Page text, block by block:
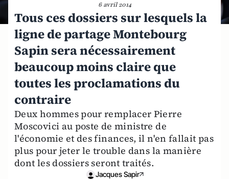
6 avril 2014
Tous ces dossiers sur lesquels la
ligne de partage Montebourg
Sapin sera nécessairement
beaucoup moins claire que
toutes les proclamations du
contraire
Deux hommes pour remplacer Pierre
Moscovici au poste de ministre de
l'économie et des finances, il n'en fallait pas
plus pour jeter le trouble dans la manière
dont les dossiers seront traités.
Jacques Sapir